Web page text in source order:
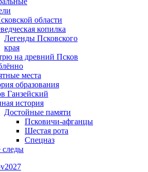
области
копилка
Легенды Псковского
края
на древний Псков
места
образования
Ганзейский
история
Достойные памяти
Псковичи-афганцы
Шестая рота
Спецназ
следы